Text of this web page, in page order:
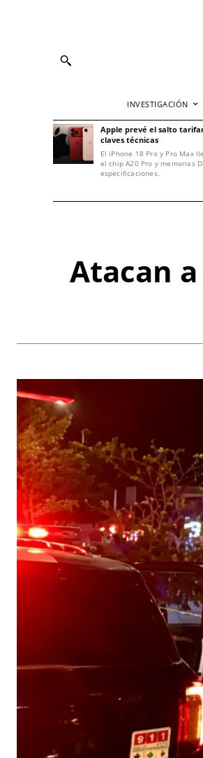
INVESTIGACIÓN
Apple prevé el salto
claves técnicas
El iPhone 18 Pro y Pro Max
el chip A20 Pro y memorias
especificaciones.
Atacan